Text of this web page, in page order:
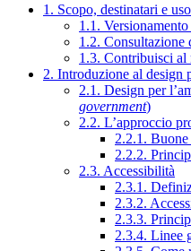
1. Scopo, destinatari e
1.1.
1.2. Consultazione
1.3. Contribuisci al
2. Introduzione al
2.1. Design per
government)
2.2. L’approccio
2.2.1.
2.2.2.
2.3. Accessibilità
2.3.1.
2.3.2.
2.3.3.
2.3.4. Linee